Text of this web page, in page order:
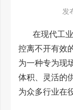
发
在现代工
控离不开有效
为一种专为现
体积、灵活的
为众多行业在